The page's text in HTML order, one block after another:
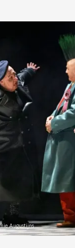
Augustijns